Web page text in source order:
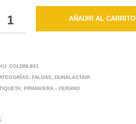
AÑADIR AL CARRITO
COLDNL801
FALDAS ,DUNALASTAIR
PRIMAVERA - VERANO